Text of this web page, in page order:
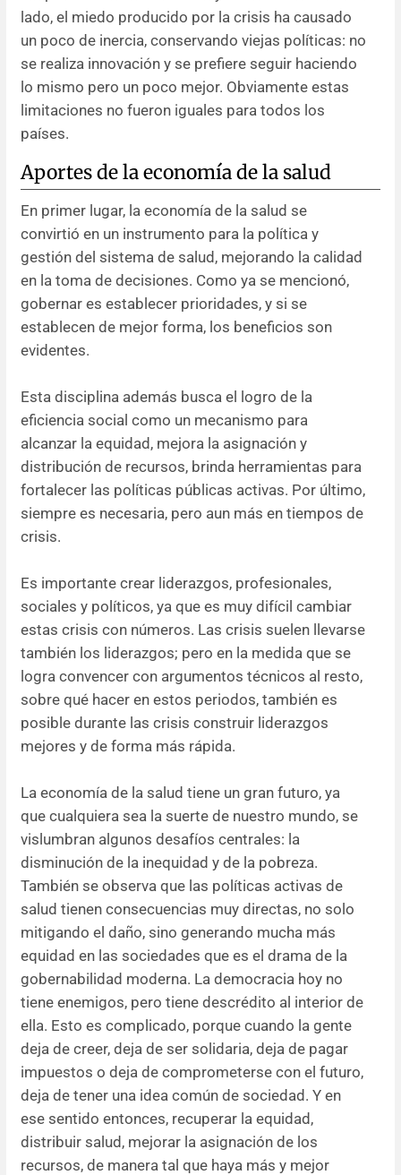
lado, el miedo producido por la crisis ha causado
un poco de inercia, conservando viejas políticas: no
se realiza innovación y se prefiere seguir haciendo
lo mismo pero un poco mejor. Obviamente estas
limitaciones no fueron iguales para todos los
países.
Aportes de la economía de la salud
En primer lugar, la economía de la salud se
convirtió en un instrumento para la política y
gestión del sistema de salud, mejorando la calidad
en la toma de decisiones. Como ya se mencionó,
gobernar es establecer prioridades, y si se
establecen de mejor forma, los beneficios son
evidentes.
Esta disciplina además busca el logro de la
eficiencia social como un mecanismo para
alcanzar la equidad, mejora la asignación y
distribución de recursos, brinda herramientas para
fortalecer las políticas públicas activas. Por último,
siempre es necesaria, pero aun más en tiempos de
crisis.
Es importante crear liderazgos, profesionales,
sociales y políticos, ya que es muy difícil cambiar
estas crisis con números. Las crisis suelen llevarse
también los liderazgos; pero en la medida que se
logra convencer con argumentos técnicos al resto,
sobre qué hacer en estos periodos, también es
posible durante las crisis construir liderazgos
mejores y de forma más rápida.
La economía de la salud tiene un gran futuro, ya
que cualquiera sea la suerte de nuestro mundo, se
vislumbran algunos desafíos centrales: la
disminución de la inequidad y de la pobreza.
También se observa que las políticas activas de
salud tienen consecuencias muy directas, no solo
mitigando el daño, sino generando mucha más
equidad en las sociedades que es el drama de la
gobernabilidad moderna. La democracia hoy no
tiene enemigos, pero tiene descrédito al interior de
ella. Esto es complicado, porque cuando la gente
deja de creer, deja de ser solidaria, deja de pagar
impuestos o deja de comprometerse con el futuro,
deja de tener una idea común de sociedad. Y en
ese sentido entonces, recuperar la equidad,
distribuir salud, mejorar la asignación de los
recursos, de manera tal que haya más y mejor